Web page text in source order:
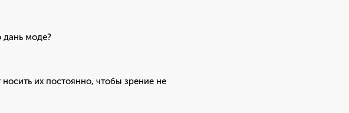
дань моде?
их постоянно, чтобы зрение не